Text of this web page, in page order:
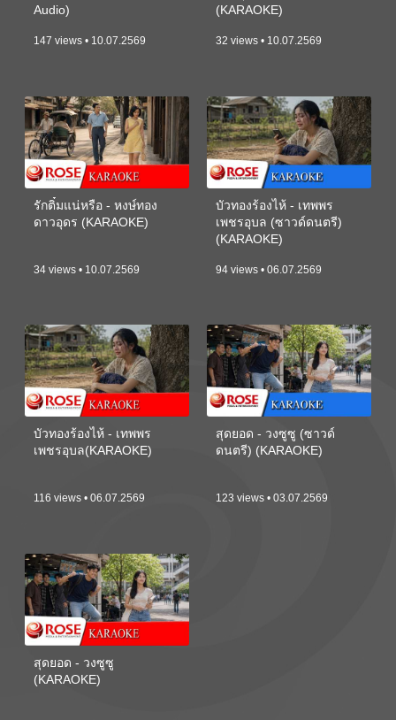
Audio)
147 views • 10.07.2569
(KARAOKE)
32 views • 10.07.2569
รักติ๋มแน่หรือ - หงษ์ทอง
ดาวอุดร (KARAOKE)
34 views • 10.07.2569
บัวทองร้องไห้ - เทพพร
เพชรอุบล (ซาวด์ดนตรี)
(KARAOKE)
94 views • 06.07.2569
บัวทองร้องไห้ - เทพพร
เพชรอุบล(KARAOKE)
116 views • 06.07.2569
สุดยอด - วงซูซู (ซาวด์
ดนตรี) (KARAOKE)
123 views • 03.07.2569
สุดยอด - วงซูซู
(KARAOKE)